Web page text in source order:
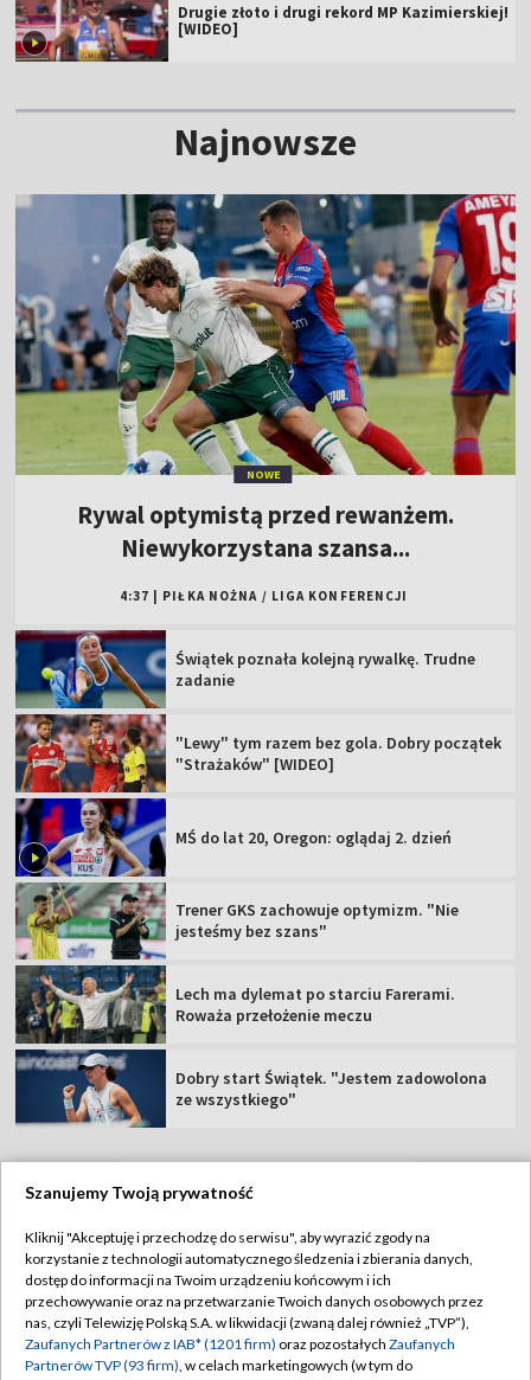
Drugie złoto i drugi rekord MP Kazimierskiej!
[WIDEO]
Najnowsze
NOWE
Rywal optymistą przed rewanżem.
Niewykorzystana szansa...
4:37 PIŁKA NOŻNA / LIGA KONFERENCJI
Świątek poznała kolejną rywalkę. Trudne
zadanie
"Lewy" tym razem bez gola. Dobry początek
"Strażaków" [WIDEO]
MŚ do lat 20, Oregon: oglądaj 2. dzień
Trener GKS zachowuje optymizm. "Nie
jesteśmy bez szans"
Lech ma dylemat po starciu Farerami.
Roważa przełożenie meczu
Dobry start Świątek. "Jestem zadowolona
ze wszystkiego"
Abonament TVP
Sklep TVP
Biuro Reklamy
Regulamin TVP
Polityka prywatności
Moje zgody
Szanujemy Twoją prywatność
Kliknij "Akceptuję i przechodzę do serwisu", aby wyrazić zgody na
korzystanie z technologii automatycznego śledzenia i zbierania danych,
dostęp do informacji na Twoim urządzeniu końcowym i ich
przechowywanie oraz na przetwarzanie Twoich danych osobowych przez
nas, czyli Telewizję Polską S.A. w likwidacji (zwaną dalej również „TVP”),
Zaufanych Partnerów z IAB* (1201 firm) oraz pozostałych Zaufanych
Partnerów TVP (93 firm), w celach marketingowych (w tym do